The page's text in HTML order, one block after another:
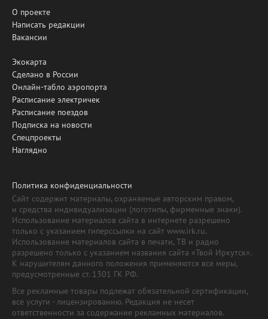
О проекте
Написать редакции
Вакансии
Экокарта
Сделано в России
Онлайн-табло аэропорта
Расписание электричек
Расписание поездов
Подписка на новости
Спецпроекты
Наглядно
Политика конфиденциальности
Сайт содержит материалы, охраняемые авторским правом,
и средства индивидуализации (логотипы, фирменные знаки).
Использование материалов сайта в интернете разрешено
только с указанием гиперссылки на сайт www.irk.ru.
Использование материалов сайта в печати, ТВ и радио
разрешено только с указанием названия сайта «Твой Иркутск».
К нарушителям данного положения применяются все меры,
предусмотренные ст. 1301 ГК РФ.
Все рекламные товары подлежат обязательной сертификации,
все услуги - лицензированию. Редакция не несет
ответственности за содержание рекламных материалов.